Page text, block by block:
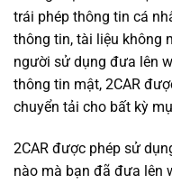
trái phép thông tin cá
thông tin, tài liệu không
người sử dụng đưa lên
thông tin mật, 2CAR
chuyển tải cho bất kỳ
2CAR được phép sử
nào mà bạn đã đưa lên